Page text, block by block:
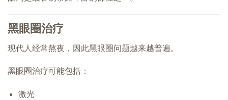
黑眼圈治疗
现代人经常熬夜，因此黑眼圈问题越来越普遍。
黑眼圈治疗可能包括：
激光